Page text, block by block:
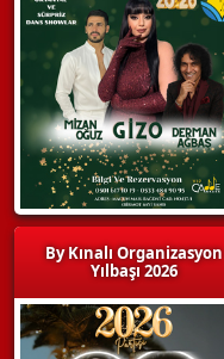
By Kınalı Organizasyon
Yılbaşı 2026